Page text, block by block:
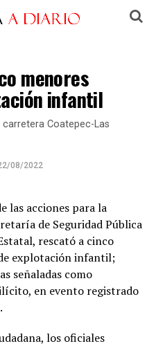
menores
infantil
Coatepec-Las
08/2022
las acciones para la
de Seguridad Pública
rescató a cinco
explotación infantil;
señaladas como
en evento registrado
los oficiales